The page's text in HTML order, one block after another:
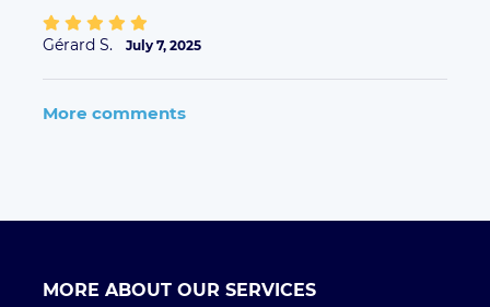
Gérard S. July 7, 2025
More comments
MORE ABOUT OUR SERVICES